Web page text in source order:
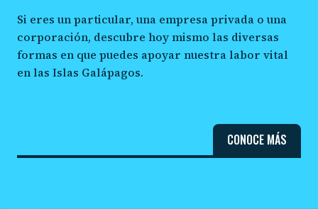
Si eres un particular, una empresa privada o una
corporación, descubre hoy mismo las diversas
formas en que puedes apoyar nuestra labor vital
en las Islas Galápagos.
CONOCE MÁS